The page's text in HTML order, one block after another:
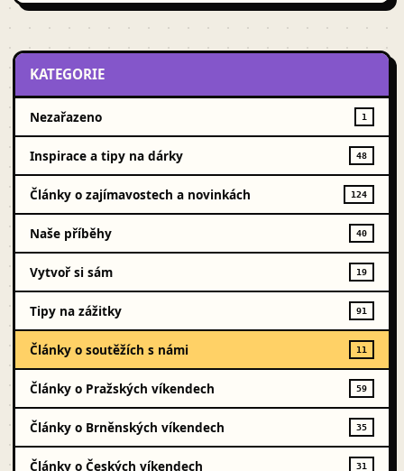
KATEGORIE
Nezařazeno 1
Inspirace a tipy na dárky 48
Články o zajímavostech a novinkách 124
Naše příběhy 40
Vytvoř si sám 19
Tipy na zážitky 91
Články o soutěžích s námi 11
Články o Pražských víkendech 59
Články o Brněnských víkendech 35
Články o Českých víkendech 31